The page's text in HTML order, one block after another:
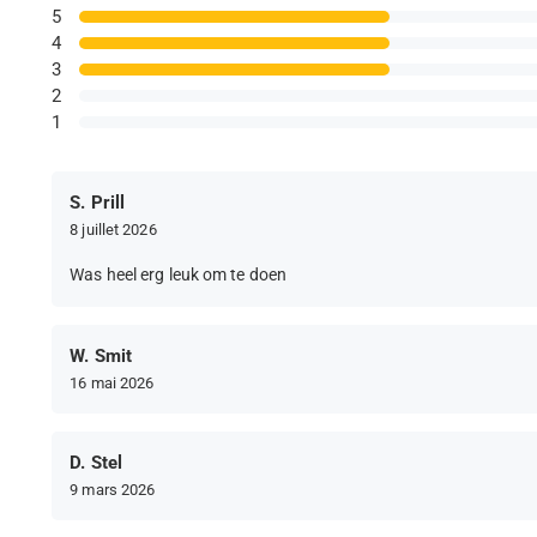
5
4
3
2
1
S. Prill
8 juillet 2026
Was heel erg leuk om te doen
W. Smit
16 mai 2026
D. Stel
9 mars 2026